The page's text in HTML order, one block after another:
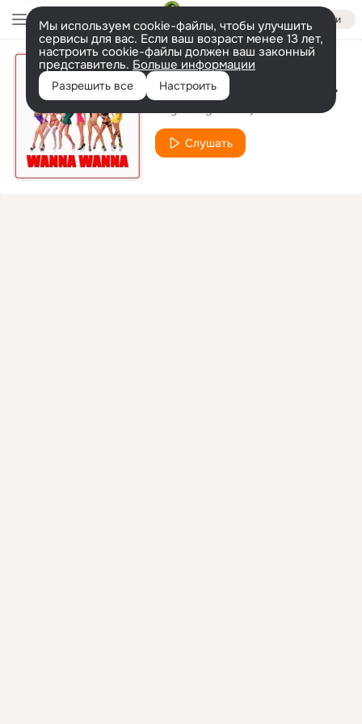
Войти
Мы используем cookie-файлы, чтобы улучшить
сервисы для вас. Если ваш возраст менее 13 лет,
настроить cookie-файлы должен ваш законный
представитель. Больше информации
Разрешить все Настроить Wanna Wanna (Radio Edit)
Слушать